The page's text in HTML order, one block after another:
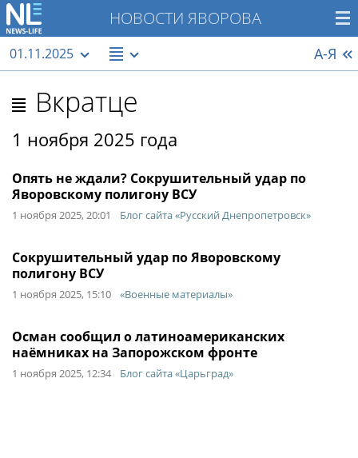
НОВОСТИ ЯВОРОВА
01.11.2025 А-Я
Вкратце
1 ноября 2025 года
Опять не ждали? Сокрушительный удар по
Яворовскому полигону ВСУ
1 ноября 2025, 20:01 Блог сайта «Русский Днепропетровск»
Сокрушительный удар по Яворовскому
полигону ВСУ
1 ноября 2025, 15:10 «Военные материалы»
Осман сообщил о латиноамериканских
наёмниках на Запорожском фронте
1 ноября 2025, 12:34 Блог сайта «Царьград»